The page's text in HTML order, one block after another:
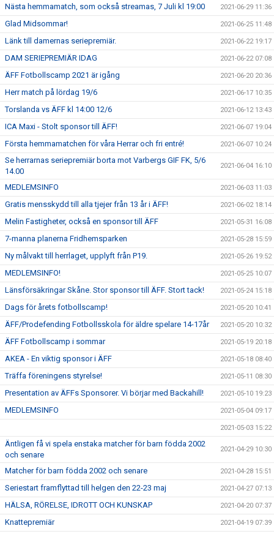
Nästa hemmamatch, som också streamas, 7 Juli kl 19:00 2021-06-29 11:36
Glad Midsommar! 2021-06-25 11:48
Länk till damernas seriepremiär. 2021-06-22 19:17
DAM SERIEPREMIÄR IDAG 2021-06-22 07:08
ÄFF Fotbollscamp 2021 är igång 2021-06-20 20:36
Herr match på lördag 19/6 2021-06-17 10:35
Torslanda vs ÄFF kl 14:00 12/6 2021-06-12 13:43
ICA Maxi - Stolt sponsor till ÄFF! 2021-06-07 19:04
Första hemmamatchen för våra Herrar och fri entré! 2021-06-07 10:24
Se herrarnas seriepremiär borta mot Varbergs GIF FK, 5/6
14.00
2021-06-04 16:10
MEDLEMSINFO 2021-06-03 11:03
Gratis mensskydd till alla tjejer från 13 år i ÄFF! 2021-06-02 18:14
Melin Fastigheter, också en sponsor till ÄFF 2021-05-31 16:08
7-manna planerna Fridhemsparken 2021-05-28 15:59
Ny målvakt till herrlaget, upplyft från P19. 2021-05-26 19:52
MEDLEMSINFO! 2021-05-25 10:07
Länsförsäkringar Skåne. Stor sponsor till ÄFF. Stort tack! 2021-05-24 15:18
Dags för årets fotbollscamp! 2021-05-20 10:41
ÄFF/Prodefending Fotbollsskola för äldre spelare 14-17år 2021-05-20 10:32
ÄFF Fotbollscamp i sommar 2021-05-19 20:18
AKEA - En viktig sponsor i ÄFF 2021-05-18 08:40
Träffa föreningens styrelse! 2021-05-11 08:30
Presentation av ÄFFs Sponsorer. Vi börjar med Backahill! 2021-05-10 19:23
MEDLEMSINFO 2021-05-04 09:17
2021-05-03 15:22
Äntligen få vi spela enstaka matcher för barn födda 2002
och senare
2021-04-29 10:30
Matcher för barn födda 2002 och senare 2021-04-28 15:51
Seriestart framflyttad till helgen den 22-23 maj 2021-04-27 07:13
HÄLSA, RÖRELSE, IDROTT OCH KUNSKAP 2021-04-20 07:37
Knattepremiär 2021-04-19 07:39